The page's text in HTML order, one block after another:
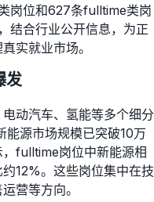
岗位和627条fulltime类岗
结合行业公开信息，为正
实就业市场。
发
动汽车、氢能等多个细分
源市场规模已突破10万
fulltime岗位中新能源相
12%。这些岗位集中在技
营等方向。